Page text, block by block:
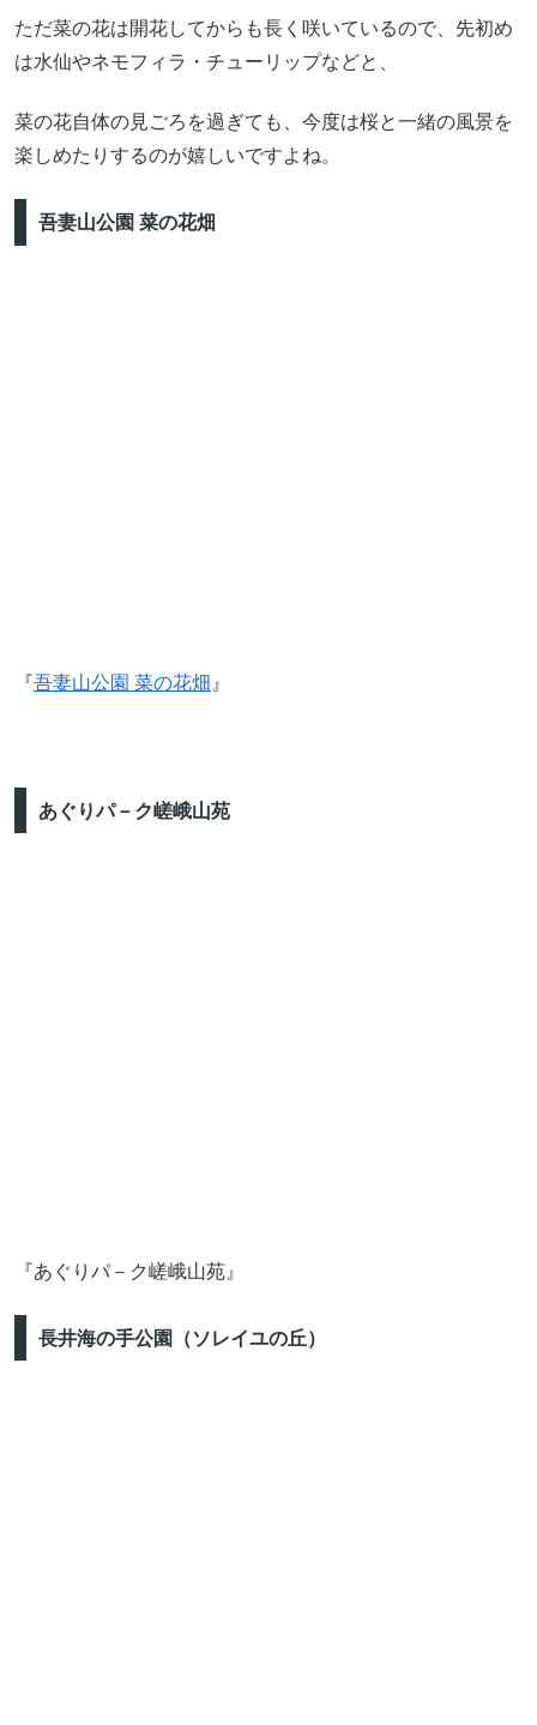
ただ菜の花は開花してからも長く咲いているので、先初め
は水仙やネモフィラ・チューリップなどと、
菜の花自体の見ごろを過ぎても、今度は桜と一緒の風景を
楽しめたりするのが嬉しいですよね。
吾妻山公園 菜の花畑
『吾妻山公園 菜の花畑 』
あぐりパ－ク嵯峨山苑
『あぐりパ－ク嵯峨山苑』
長井海の手公園（ソレイユの丘）